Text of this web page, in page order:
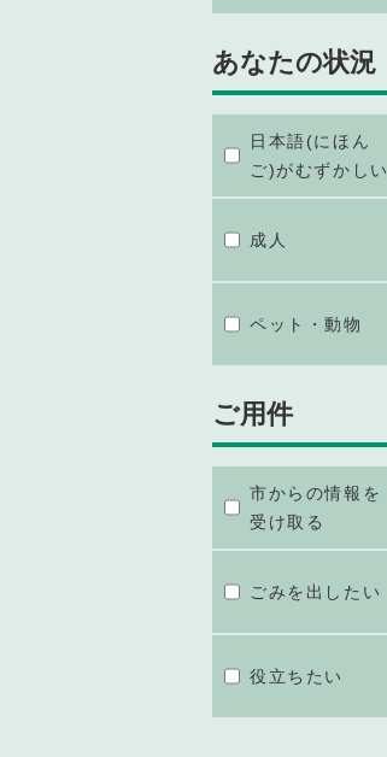
あなたの状況
日本語(にほん
ご)がむずかしい
成人
ペット・動物
ご用件
市からの情報を
受け取る
ごみを出したい
役立ちたい